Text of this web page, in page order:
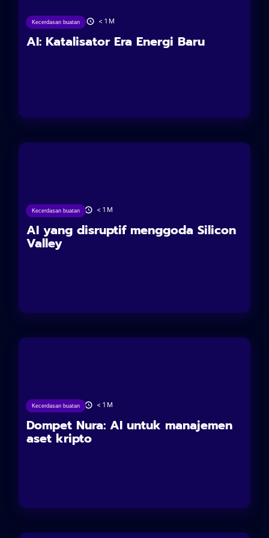
Kecerdasan buatan
26/06/2025 < 1 M
AI: Katalisator Era Energi Baru
Kecerdasan buatan
21/06/2025 < 1 M
AI yang disruptif menggoda Silicon
Valley
Kecerdasan buatan
13/06/2025 < 1 M
Dompet Nura: AI untuk manajemen
aset kripto